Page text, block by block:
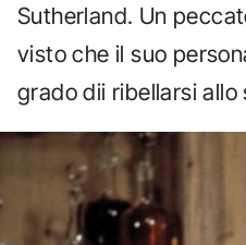
Sutherland. Un
visto che il suo
grado dii ribellarsi